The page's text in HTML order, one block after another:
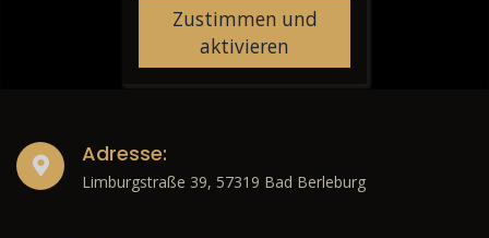
Zustimmen und
aktivieren
Adresse:
Limburgstraße 39, 57319 Bad Berleburg